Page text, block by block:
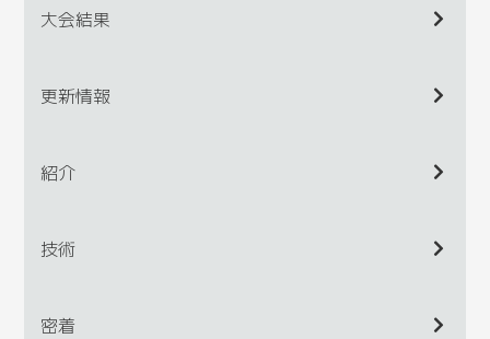
大会結果
更新情報
紹介
技術
密着